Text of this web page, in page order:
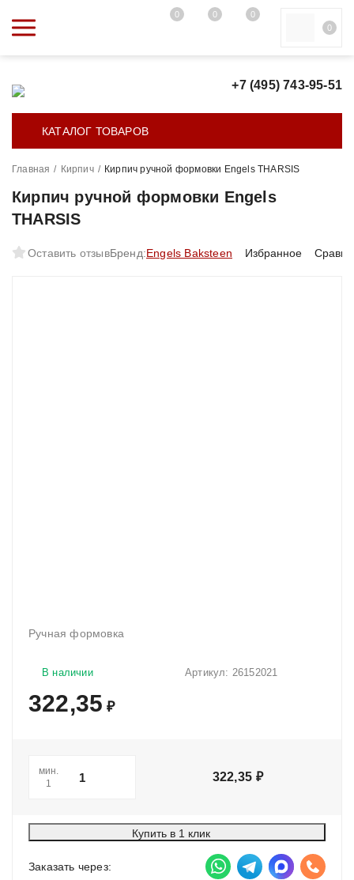
0 0
0
0
+7 (495) 743-95-51
КАТАЛОГ ТОВАРОВ
Главная / Кирпич / Кирпич ручной формовки Engels THARSIS
Кирпич ручной формовки Engels
THARSIS
Оставить отзывБренд:Engels Baksteen Избранное
Ручная формовка
Артикул: 26152021
В наличии
322,35 ₽
мин.
1
322,35 ₽
Купить в 1 клик
Заказать через: